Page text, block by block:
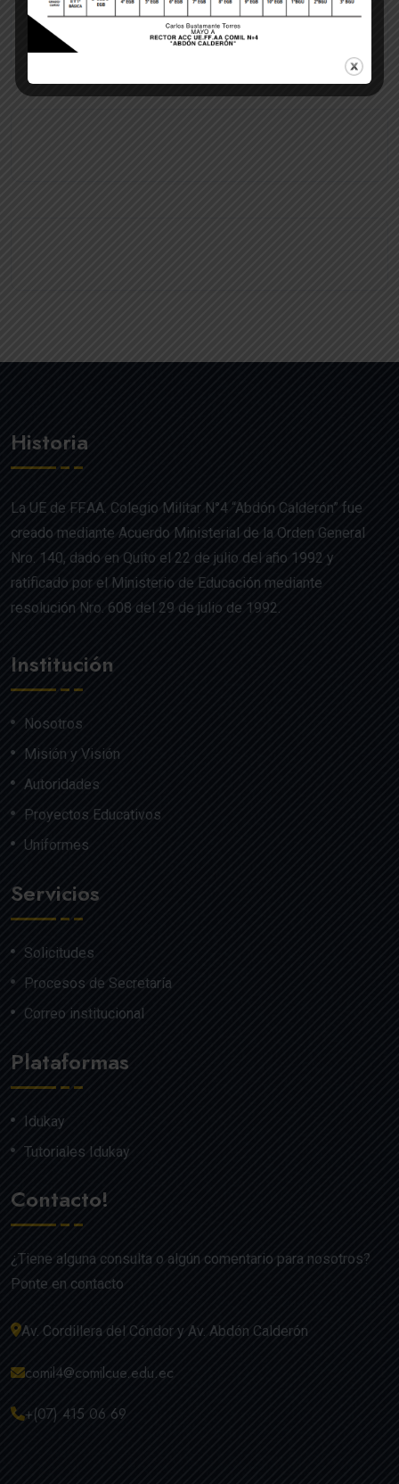
Historia
La UE de FF.AA. Colegio Militar N°4 “Abdón Calderón” fue
creado mediante Acuerdo Ministerial de la Orden General
Nro. 140, dado en Quito el 22 de julio del año 1992 y
ratificado por el Ministerio de Educación mediante
resolución Nro. 608 del 29 de julio de 1992.
Institución
Nosotros
Misión y Visión
Autoridades
Proyectos Educativos
Uniformes
Servicios
Solicitudes
Procesos de Secretaría
Correo institucional
Plataformas
Idukay
Tutoriales Idukay
Contacto!
¿Tiene alguna consulta o algún comentario para nosotros?
Ponte en contacto
Av. Cordillera del Cóndor y Av. Abdón Calderón
comil4@comilcue.edu.ec
+(07) 415 06 69